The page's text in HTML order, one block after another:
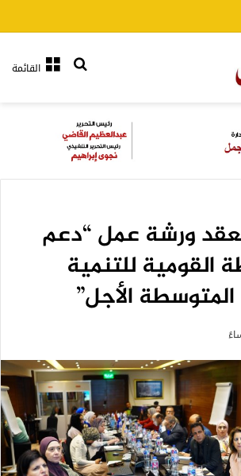
القائمةبحث عن
ورشة عمل “دعم
القومية للتنمية
الأجل”